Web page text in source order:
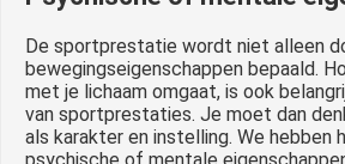
De sportprestatie wordt niet alleen
bewegingseigenschappen bepaald.
met je lichaam omgaat, is ook
van sportprestaties. Je moet dan
als karakter en instelling. We hebben